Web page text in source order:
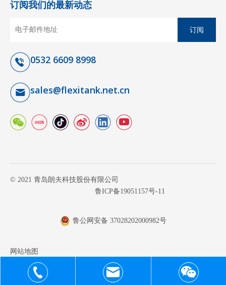
订阅我们的最新动态
订阅
0532 6609 8998
sales@flexitank.net.cn
© 2021 青岛朗夫科技股份有限公司
鲁ICP备19051157号-11
鲁公网安备 37028202000982号
网站地图